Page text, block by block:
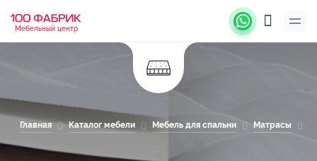
Мебельный центр
Главная Каталог мебели Мебель для спальни Матрасы